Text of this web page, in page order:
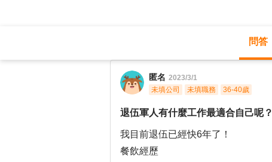
問答
匿名 2023/3/1
未填公司
未填職務 36-40歲
退伍軍人有什麼工作最適合自己呢？
我目前退伍已經快6年了！
餐飲經歷